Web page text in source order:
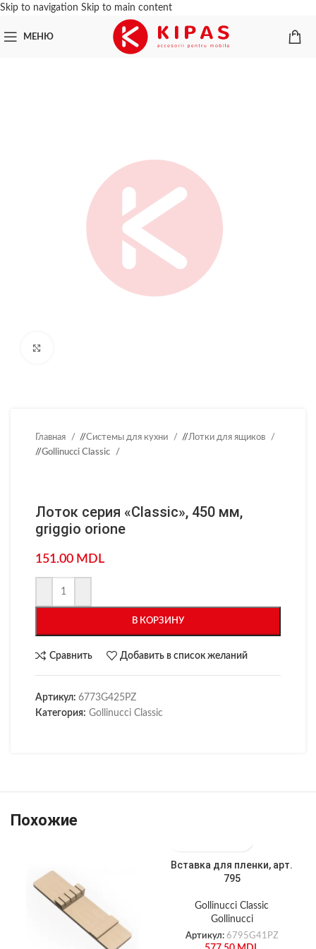
Skip to navigation Skip to main content
МЕНЮ
Главная / Системы для кухни / Лотки для ящиков
/ Gollinucci Classic
Лоток серия «Classic», 450 мм,
griggio orione
151.00 MDL
В КОРЗИНУ
Сравнить Добавить в список желаний
Артикул: 6773G425PZ
Категория: Gollinucci Classic
Похожие
Вставка для пленки, арт.
795
Gollinucci Classic
Gollinucci
Артикул: 6795G41PZ